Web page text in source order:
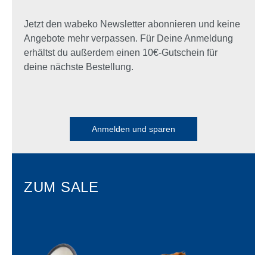
Jetzt den wabeko Newsletter abonnieren und keine
Angebote mehr verpassen. Für Deine Anmeldung
erhältst du außerdem einen 10€-Gutschein für
deine nächste Bestellung.
Anmelden und sparen
ZUM SALE